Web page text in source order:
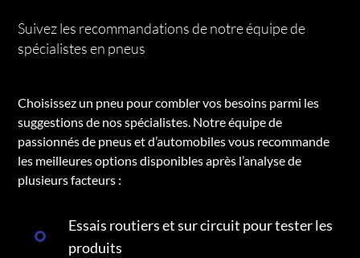
Suivez les recommandations de notre équipe de
spécialistes en pneus
Choisissez un pneu pour combler vos besoins parmi les
suggestions de nos spécialistes. Notre équipe de
passionnés de pneus et d’automobiles vous recommande
les meilleures options disponibles après l’analyse de
plusieurs facteurs :
Essais routiers et sur circuit pour tester les
produits